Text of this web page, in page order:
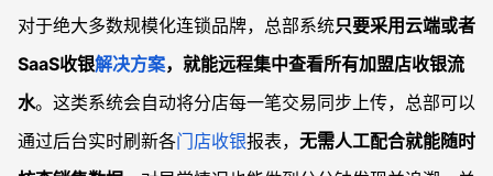
对于绝大多数规模化连锁品牌，总部系统只要采用云端或者
SaaS收银解决方案，就能远程集中查看所有加盟店收银流
水。这类系统会自动将分店每一笔交易同步上传，总部可以
通过后台实时刷新各门店收银报表， 无需人工配合就能随时